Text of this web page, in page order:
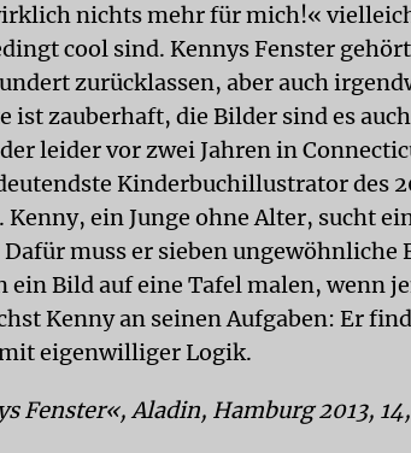
nichts mehr für mich!«
cool sind. Kennys Fenster
zurücklassen, aber auch
ist zauberhaft, die Bilder sind es
leider vor zwei Jahren in
Kinderbuchillustrator des
ein Junge ohne Alter, sucht
muss er sieben ungewöhnliche
Bild auf eine Tafel malen, wenn
Kenny an seinen Aufgaben: Er
eigenwilliger Logik.
Fenster«, Aladin, Hamburg 2013,